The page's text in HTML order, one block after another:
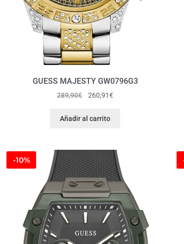
GUESS MAJESTY GW0796G3
289,90€ 260,91€
Añadir al carrito
-10%